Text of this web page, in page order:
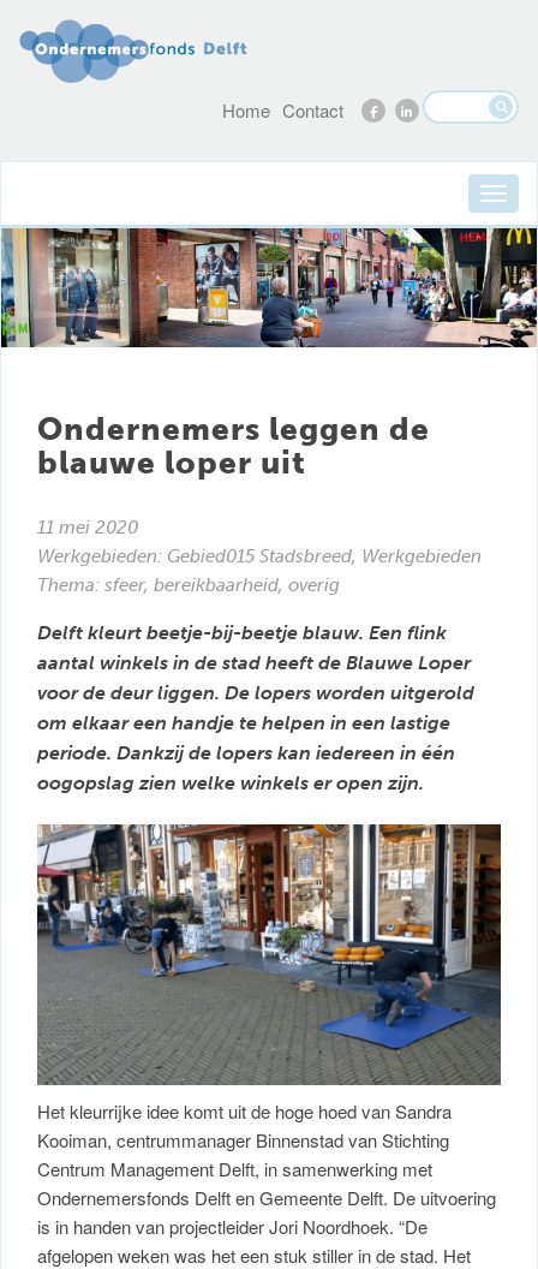
Home Contact
Ondernemers leggen de
blauwe loper uit
11 mei 2020
Werkgebieden: Gebied015 Stadsbreed, Werkgebieden
Thema: sfeer, bereikbaarheid, overig
Delft kleurt beetje-bij-beetje blauw. Een flink
aantal winkels in de stad heeft de Blauwe Loper
voor de deur liggen. De lopers worden uitgerold
om elkaar een handje te helpen in een lastige
periode. Dankzij de lopers kan iedereen in één
oogopslag zien welke winkels er open zijn.
Het kleurrijke idee komt uit de hoge hoed van Sandra
Kooiman, centrummanager Binnenstad van Stichting
Centrum Management Delft, in samenwerking met
Ondernemersfonds Delft en Gemeente Delft. De uitvoering
is in handen van projectleider Jori Noordhoek. “De
afgelopen weken was het een stuk stiller in de stad. Het